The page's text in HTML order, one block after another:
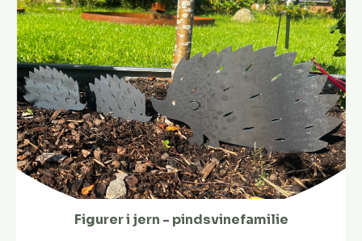
Figurer i jern - pindsvinefamilie